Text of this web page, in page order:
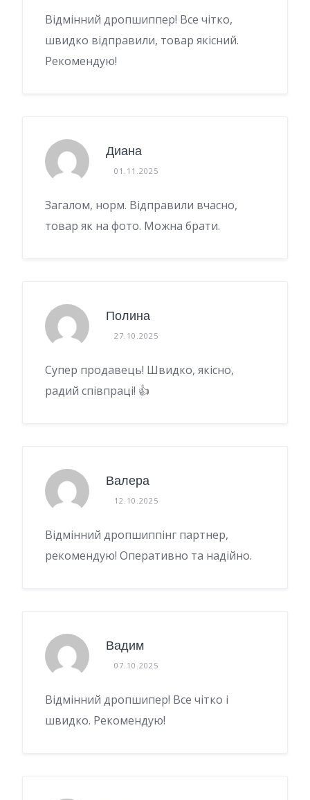
Відмінний дропшиппер! Все чітко,
швидко відправили, товар якісний.
Рекомендую!
Диана
01.11.2025
Загалом, норм. Відправили вчасно,
товар як на фото. Можна брати.
Полина
27.10.2025
Супер продавець! Швидко, якісно,
радий співпраці! 👍
Валера
12.10.2025
Відмінний дропшиппінг партнер,
рекомендую! Оперативно та надійно.
Вадим
07.10.2025
Відмінний дропшипер! Все чітко і
швидко. Рекомендую!